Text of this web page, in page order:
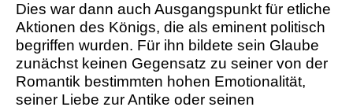
Dies war dann auch Ausgangspunkt für etliche
Aktionen des Königs, die als eminent politisch
begriffen wurden. Für ihn bildete sein Glaube
zunächst keinen Gegensatz zu seiner von der
Romantik bestimmten hohen Emotionalität,
seiner Liebe zur Antike oder seinen